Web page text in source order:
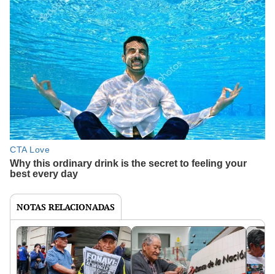
NOTAS RELACIONADAS